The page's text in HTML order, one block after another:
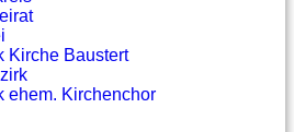
Kirche Baustert
ehem. Kirchenchor